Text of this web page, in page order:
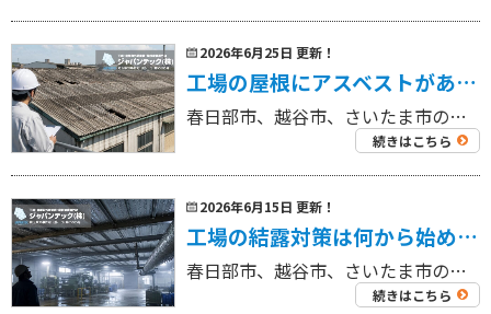
2026年6月25日 更新！
工場の屋根にアスベストがあるかも？塗装・カバー工法・解体前に確認すべき判断基準
春日部市、越谷市、さいたま市の工場を中心に外壁塗装工事・屋根塗装工事、リフォーム工事を専門にしている 工場・倉庫の外壁塗装・屋根塗装専門店ジャパンテック（株）です！ 代表取締役の奈良部です！ 工場や倉庫の波形スレート屋根 […]
続きはこちら
2026年6月15日 更新！
工場の結露対策は何から始める？原因別チェックと改善方法を専門業者が解説
春日部市、越谷市、さいたま市の工場を中心に外壁塗装工事・屋根塗装工事、リフォーム工事を専門にしている 工場・倉庫の外壁塗装・屋根塗装専門店ジャパンテック（株）です！ 代表取締役の奈良部です！ 工場内で天井や壁、配管、床ま […]
続きはこちら